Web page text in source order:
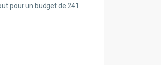
pour un budget de 241